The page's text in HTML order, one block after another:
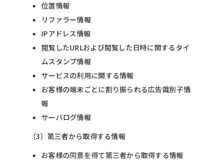
位置情報
リファラー情報
IPアドレス情報
閲覧したURLおよび閲覧した日時に関するタイ
ムスタンプ情報
サービスの利用に関する情報
お客様の端末ごとに割り振られる広告識別子情
報
サーバログ情報
（3）第三者から取得する情報
お客様の同意を得て第三者から取得する情報